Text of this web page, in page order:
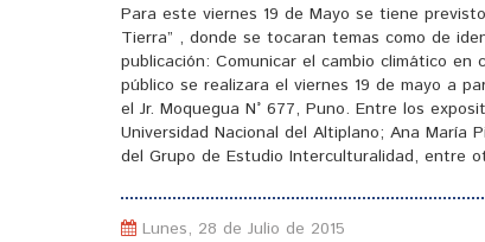
Para este viernes 19 de Mayo se tiene
Tierra” , donde se tocaran temas como de
publicación: Comunicar el cambio climático
público se realizara el viernes 19 de mayo a
el Jr. Moquegua N° 677, Puno. Entre los
Universidad Nacional del Altiplano; Ana María
del Grupo de Estudio Interculturalidad, entre
Lunes, 28 de Julio de 2015